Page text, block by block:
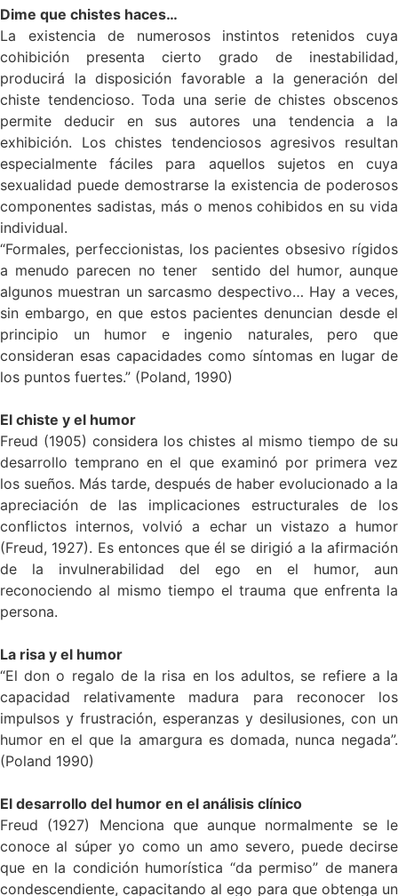
Dime que chistes haces…
La existencia de numerosos instintos retenidos cuya
cohibición presenta cierto grado de inestabilidad,
producirá la disposición favorable a la generación del
chiste tendencioso. Toda una serie de chistes obscenos
permite deducir en sus autores una tendencia a la
exhibición. Los chistes tendenciosos agresivos resultan
especialmente fáciles para aquellos sujetos en cuya
sexualidad puede demostrarse la existencia de poderosos
componentes sadistas, más o menos cohibidos en su vida
individual.
“Formales, perfeccionistas, los pacientes obsesivo rígidos
a menudo parecen no tener sentido del humor, aunque
algunos muestran un sarcasmo despectivo… Hay a veces,
sin embargo, en que estos pacientes denuncian desde el
principio un humor e ingenio naturales, pero que
consideran esas capacidades como síntomas en lugar de
los puntos fuertes.” (Poland, 1990)
El chiste y el humor
Freud (1905) considera los chistes al mismo tiempo de su
desarrollo temprano en el que examinó por primera vez
los sueños. Más tarde, después de haber evolucionado a la
apreciación de las implicaciones estructurales de los
conflictos internos, volvió a echar un vistazo a humor
(Freud, 1927). Es entonces que él se dirigió a la afirmación
de la invulnerabilidad del ego en el humor, aun
reconociendo al mismo tiempo el trauma que enfrenta la
persona.
La risa y el humor
“El don o regalo de la risa en los adultos, se refiere a la
capacidad relativamente madura para reconocer los
impulsos y frustración, esperanzas y desilusiones, con un
humor en el que la amargura es domada, nunca negada”.
(Poland 1990)
El desarrollo del humor en el análisis clínico
Freud (1927) Menciona que aunque normalmente se le
conoce al súper yo como un amo severo, puede decirse
que en la condición humorística “da permiso” de manera
condescendiente, capacitando al ego para que obtenga un